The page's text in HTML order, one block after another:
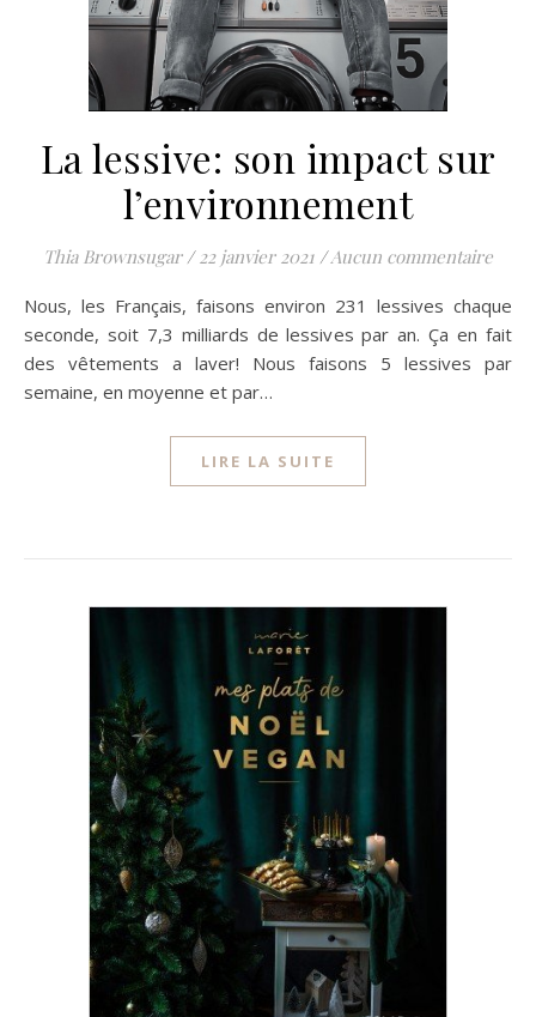
La lessive: son impact sur
l’environnement
Thia Brownsugar / 22 janvier 2021 / Aucun commentaire
Nous, les Français, faisons environ 231 lessives chaque
seconde, soit 7,3 milliards de lessives par an. Ça en fait
des vêtements a laver! Nous faisons 5 lessives par
semaine, en moyenne et par…
LIRE LA SUITE